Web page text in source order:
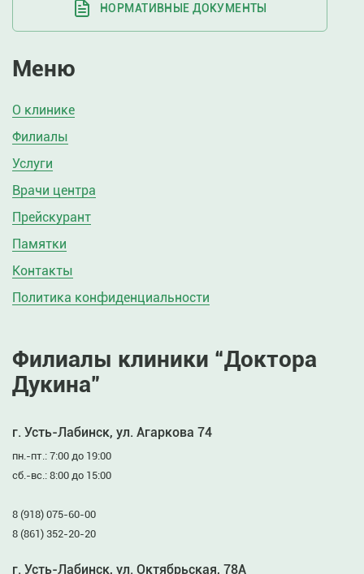
НОРМАТИВНЫЕ ДОКУМЕНТЫ
Меню
О клинике
Филиалы
Услуги
Врачи центра
Прейскурант
Памятки
Контакты
Политика конфиденциальности
Филиалы клиники “Доктора
Дукина”
г. Усть-Лабинск, ул. Агаркова 74
пн.-пт.: 7:00 до 19:00
сб.-вс.: 8:00 до 15:00
8 (918) 075-60-00
8 (861) 352-20-20
г. Усть-Лабинск, ул. Октябрьская, 78А